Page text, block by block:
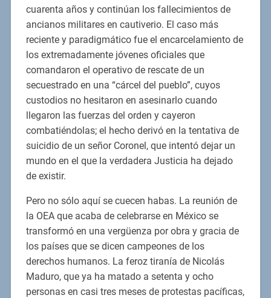
cuarenta años y continúan los fallecimientos de
ancianos militares en cautiverio. El caso más
reciente y paradigmático fue el encarcelamiento de
los extremadamente jóvenes oficiales que
comandaron el operativo de rescate de un
secuestrado en una “cárcel del pueblo”, cuyos
custodios no hesitaron en asesinarlo cuando
llegaron las fuerzas del orden y cayeron
combatiéndolas; el hecho derivó en la tentativa de
suicidio de un señor Coronel, que intentó dejar un
mundo en el que la verdadera Justicia ha dejado
de existir.
Pero no sólo aquí se cuecen habas. La reunión de
la OEA que acaba de celebrarse en México se
transformó en una vergüenza por obra y gracia de
los países que se dicen campeones de los
derechos humanos. La feroz tiranía de Nicolás
Maduro, que ya ha matado a setenta y ocho
personas en casi tres meses de protestas pacíficas,